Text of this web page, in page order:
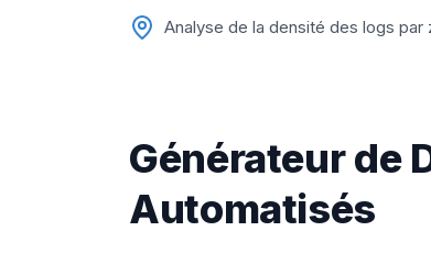
Analyse de la densité des logs par
Générateur de
Automatisés